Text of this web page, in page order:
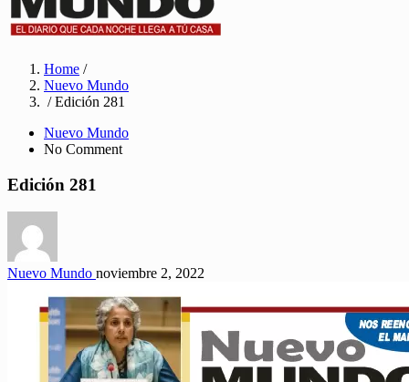
Home /
Nuevo Mundo
/ Edición 281
Nuevo Mundo
No Comment
Edición 281
Nuevo Mundo noviembre 2, 2022